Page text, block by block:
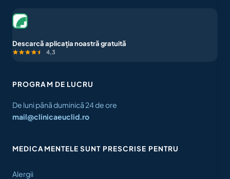
Descarcă aplicația noastră gratuită
4,3
PROGRAM DE LUCRU
De luni până duminică 24 de ore
mail@clinicaeuclid.ro
MEDICAMENTELE SUNT PRESCRISE PENTRU
Alergii